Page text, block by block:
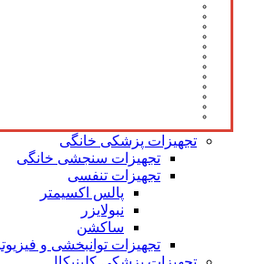
تجهیزات پزشکی خانگی
تجهیزات سنجشی خانگی
تجهیزات تنفسی
پالس اکسیمتر
نبولایزر
ساکشن
تجهیزات توانبخشی و